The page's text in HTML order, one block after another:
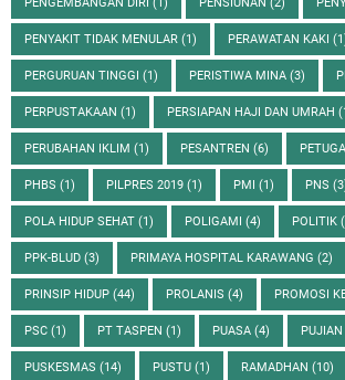
PENYAKIT TIDAK MENULAR (1) PERAWATAN KAKI
PERGURUAN TINGGI (1) PERISTIWA MINA (3)
PERPUSTAKAAN (1) PERSIAPAN HAJI DAN UMRAH
PERUBAHAN IKLIM (1) PESANTREN (6)
PHBS (1) PILPRES 2019 (1) PMI (1) PNS
POLA HIDUP SEHAT (1) POLIGAMI (4) POLITIK
PPK-BLUD (3) PRIMAYA HOSPITAL KARAWANG (2)
PRINSIP HIDUP (44) PROLANIS (4) PROMOSI
PSC (1) PT TASPEN (1) PUASA (4) PUJIAN
PUSKESMAS (14) PUSTU (1) RAMADHAN (10)